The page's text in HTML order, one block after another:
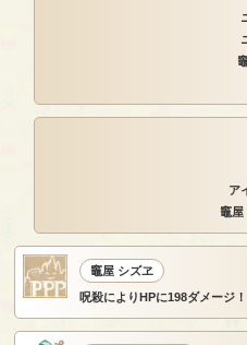
ア
竈屋
竈屋 シズヱ
呪殺によりHPに198ダメージ！